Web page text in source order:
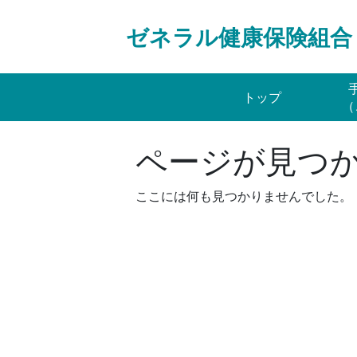
ゼネラル健康保険組合
トップ
ページが見つ
ここには何も見つかりませんでした。